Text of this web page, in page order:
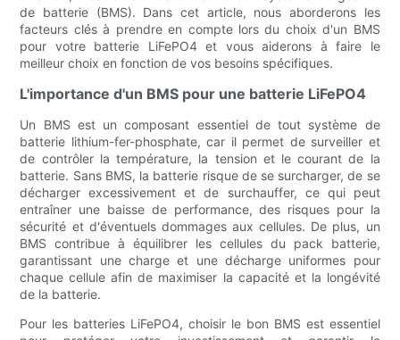
de batterie (BMS). Dans cet article, nous aborderons les
facteurs clés à prendre en compte lors du choix d'un BMS
pour votre batterie LiFePO4 et vous aiderons à faire le
meilleur choix en fonction de vos besoins spécifiques.
L'importance d'un BMS pour une batterie LiFePO4
Un BMS est un composant essentiel de tout système de
batterie lithium-fer-phosphate, car il permet de surveiller et
de contrôler la température, la tension et le courant de la
batterie. Sans BMS, la batterie risque de se surcharger, de se
décharger excessivement et de surchauffer, ce qui peut
entraîner une baisse de performance, des risques pour la
sécurité et d'éventuels dommages aux cellules. De plus, un
BMS contribue à équilibrer les cellules du pack batterie,
garantissant une charge et une décharge uniformes pour
chaque cellule afin de maximiser la capacité et la longévité
de la batterie.
Pour les batteries LiFePO4, choisir le bon BMS est essentiel